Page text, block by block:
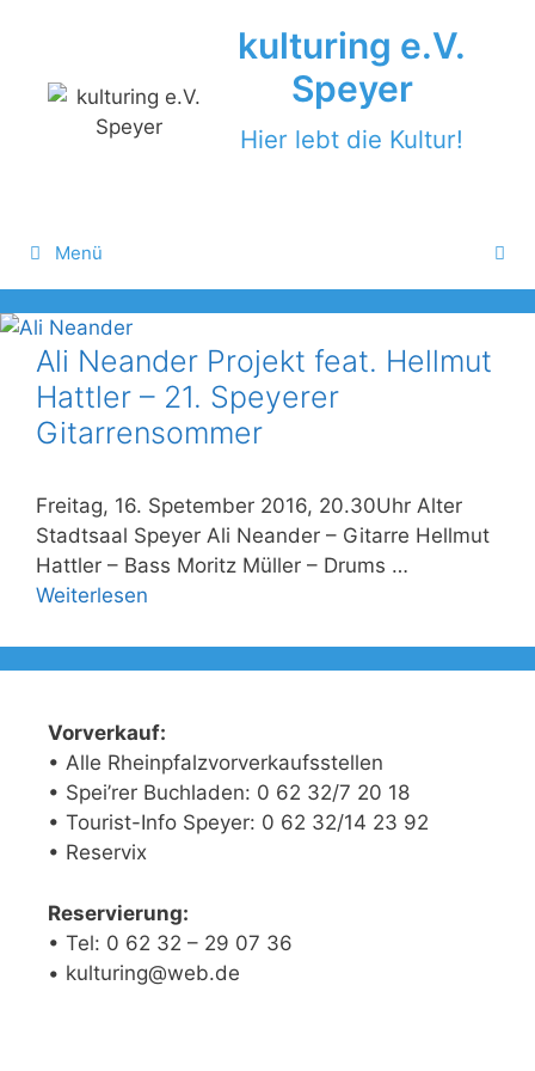
kulturing e.V.
Speyer
Hier lebt die Kultur!
Menü
Ali Neander Projekt feat. Hellmut
Hattler – 21. Speyerer
Gitarrensommer
Freitag, 16. Spetember 2016, 20.30Uhr Alter
Stadtsaal Speyer Ali Neander – Gitarre Hellmut
Hattler – Bass Moritz Müller – Drums …
Weiterlesen
Vorverkauf:
• Alle Rheinpfalzvorverkaufsstellen
• Spei’rer Buchladen: 0 62 32/7 20 18
• Tourist-Info Speyer: 0 62 32/14 23 92
• Reservix
Reservierung:
• Tel: 0 62 32 – 29 07 36
• kulturing@web.de